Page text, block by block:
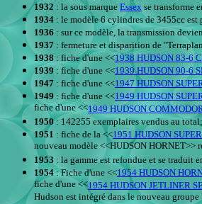
1932 : la sous marque Essex se transforme
1934 : le modèle 6 cylindres de 3455cc est
1936 : sur ce modèle, la transmission
1937 : fermeture et disparition de
1938 : fiche d'une <<1938 HUDSON 83-6
1939 : fiche d'une <<1939 HUDSON 90-6
1947 : fiche d'une <<1947 HUDSON
1949 : fiche d'une <<1949 HUDSON
fiche d'une <<1949 HUDSON
1950: 142255 exemplaires vendus au
1951 : fiche de la <<1951 HUDSON
nouveau modèle <<HUDSON
1953 : la gamme est refondue et se traduit
1954: Fiche d'une <<1954 HUDSON
fiche d'une <<1954 HUDSON JETLINER
Hudson est intégré dans le nouveau